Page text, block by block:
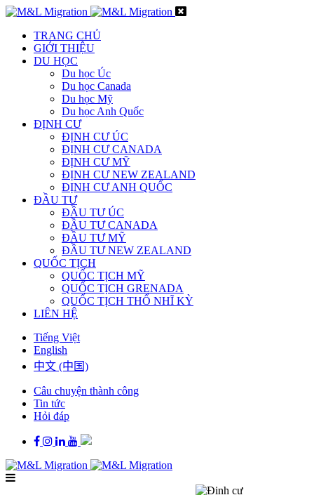
TRANG CHỦ
GIỚI THIỆU
DU HỌC
Du học Úc
Du học Canada
Du học Mỹ
Du học Anh Quốc
ĐỊNH CƯ
ĐỊNH CƯ ÚC
ĐỊNH CƯ CANADA
ĐỊNH CƯ MỸ
ĐỊNH CƯ NEW ZEALAND
ĐỊNH CƯ ANH QUỐC
ĐẦU TƯ
ĐẦU TƯ ÚC
ĐẦU TƯ CANADA
ĐẦU TƯ MỸ
ĐẦU TƯ NEW ZEALAND
QUỐC TỊCH
QUỐC TỊCH MỸ
QUỐC TỊCH GRENADA
QUỐC TỊCH THỔ NHĨ KỲ
LIÊN HỆ
Tiếng Việt
English
中文 (中国)
Câu chuyện thành công
Tin tức
Hỏi đáp